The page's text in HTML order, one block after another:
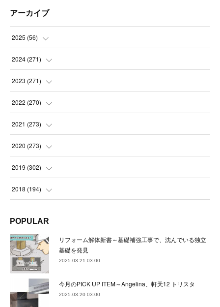
アーカイブ
2025 (56)
(14
(21
(21
2024 (271)
(21
(22
(23
(22
(24)
22)
(22)
(22)
2023 (271)
(22
(23
(23
(21
(23 )
(24
(21
(24)
2022 (270)
(23
(23
(22
(23
(22 )
(23
(23
(22)
2021 (273)
(24
(23
(22
(23)
(23
(22)
2020 (273)
(24
(22
(22)
(24
(24)
2019 (302)
(23
(22)
(21)
(27)
2018 (194)
(17)
(32)
(36)
POPULAR
リフォーム解体新書～基礎補強工事で、沈んでいる独立
基礎を発見
2025.03.21 03:00
今月のPICK UP ITEM～Angelina、軒天12 トリスタ
2025.03.20 03:00